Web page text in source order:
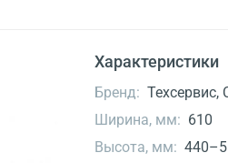
Характеристики
Бренд: Техсервис,
Ширина, мм: 610
Высота, мм: